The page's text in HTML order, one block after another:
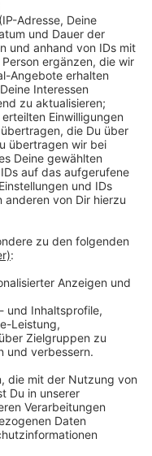
meterhoch und
und in seinem
Mengen Unrat.
die
Versuche, vor
sind bisher
und wer ihn
bedroht. Bei der
hatte die Polizei
wieder auf freiem